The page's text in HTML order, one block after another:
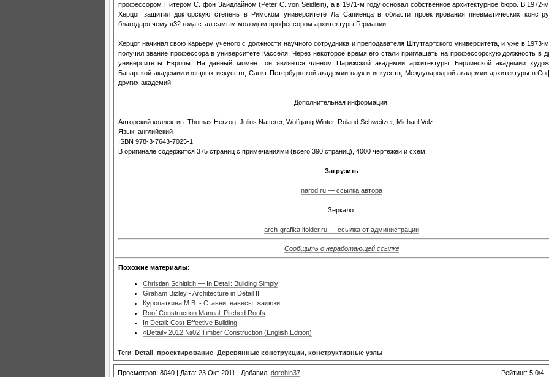
профессором Питером С. фон Зайдлайном (Peter C. von Seidlein), а в 1971-м году основал собственное архитектурное бюро. В 1972-
Херцог защитил докторскую степень в Римском университете Ла Сапиенца в области проектирования пневматических
благодаря чему в32 года стал самым молодым профессором архитектуры Германии.
Херцог начинал свою карьеру ученого с должности научного сотрудника и преподавателя Штутгартского университета, и уже в 1973-
получил звание профессора в университете Касселя. Через некоторое время его стали приглашать на профессорскую должность в
университеты Европы. На данный момент он является членом Парижской академии архитектуры, Берлинской академии
Баварской академии изящных искусств, Санкт-Петербургской академии наук и искусств, Международной академии архитектуры в
других академий.
Дополнительная информация:
Авторский коллектив: Thomas Herzog, Julius Natterer, Wolfgang Winter, Roland Schweitzer, Michael Volz
Язык: английский
ISBN 978-3-7643-7025-1
В оригинале содержится 375 страниц с примечаниями (всего 390 страниц), 4000 чертежей и схем.
Загрузить
narod.ru — ссылка автора
Зеркало:
arch-grafika.ifolder.ru — ссылка от администрации
Сообщить о неработающей ссылке
Похожие материалы:
Christian Schittich — In Detail: Building Simply
Graham Bizley - Architecture in Detail II
Куропаткина М.В. - Ставни, навесы, жалюзи
Roof Construction Manual: Pitched Roofs
In Detail: Cost-Effective Building
«Detail» 2012 №02 Timber Construction (English Edition)
Теги: Detail проектирование Деревянные конструкции конструктивные узлы
Просмотров: 8040 | Дата: 23 Окт 2011 | Добавил: dorohin37 Рейтинг: 5.0/4